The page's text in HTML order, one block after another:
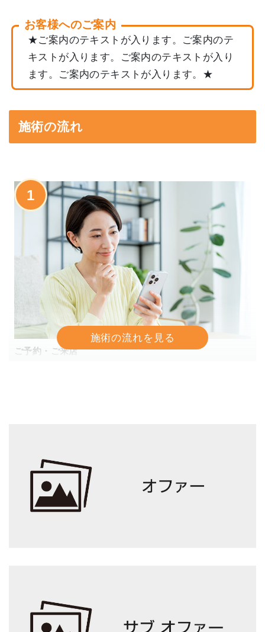
お客様へのご案内
★ご案内のテキストが入ります。ご案内のテ
キストが入ります。ご案内のテキストが入り
ます。ご案内のテキストが入ります。★
施術の流れ
1
ご予約・ご来店
問診・カウンセリング
4